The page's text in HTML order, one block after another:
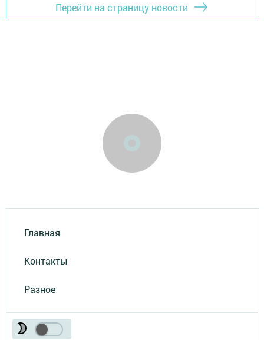
Перейти на страницу новости
Главная
Контакты
Разное